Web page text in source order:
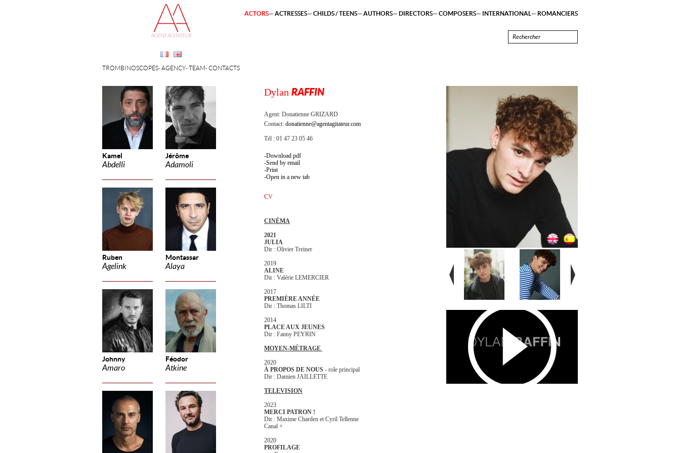
Kamel
Abdelli
Jérôme
Adamoli
Ruben
Agelink
Montassar
Alaya
Johnny
Amaro
Féodor
Atkine
TROMBINOSCOPES AGENCY TEAM CONTACTS
ACTORS ACTRESSES CHILDS / TEENS AUTHORS DIRECTORS COMPOSERS INTERNATIONAL ROMANCIERS
Dylan RAFFIN
Agent: Donatienne GRIZARD
Contact: donatienne@agentagitateur.com
Tél : 01 47 23 05 46
Download pdf
Send by email
Print
Open in a new tab
CV
CINÉMA
2021
JULIA
Dir : Olivier Treiner
2019
ALINE
Dir : Valérie LEMERCIER
2017
PREMIÈRE ANNÉE
Dir : Thomas LILTI
2014
PLACE AUX JEUNES
Dir : Fanny PEYRIN
MOYEN-MÉTRAGE
2020
À PROPOS DE NOUS - role principal
Dir : Damien JAILLETTE
TELEVISION
2023
MERCI PATRON !
Dir : Maxime Charden et Cyril Tellenne
Canal +
2020
PROFILAGE